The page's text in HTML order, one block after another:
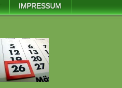
IMPRESSUM